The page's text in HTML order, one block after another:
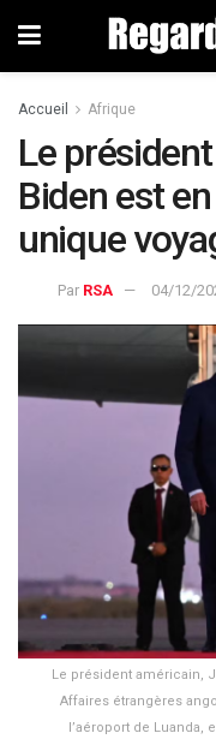
Accueil Afrique
Le
Biden est
unique
Par RSA 04/12/
Le président américain,
Affaires étrangères
l’aéroport de Luanda,